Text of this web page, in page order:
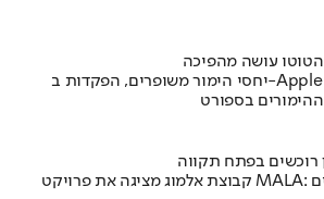
בספורט
בפתח תקווה
קבוצת אלמוג מציגה את פרויקט MALA: מגדלי הפרימיום האחרונים